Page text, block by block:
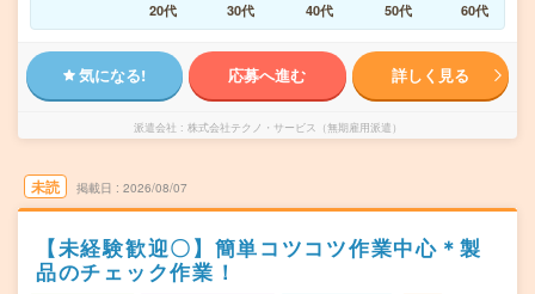
20代
30代 40代 50代 60代
気になる! 応募へ進む 詳しく見る
派遣会社 株式会社テクノ・サービス（無期雇用派遣）
未読 掲載日 2026/08/07
【未経験歓迎〇】簡単コツコツ作業中心＊製
品のチェック作業！